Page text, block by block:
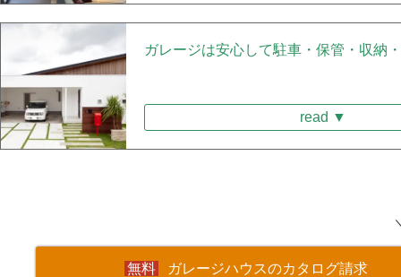
ガレージは安心して駐車・保管・収納
read ▼
ガレージハウスのカタログ請求